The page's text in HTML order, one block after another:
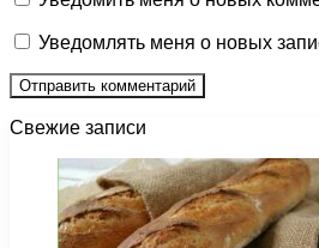
Уведомлять меня о новых
Свежие записи